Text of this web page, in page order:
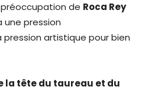
de Roca Rey
une pression
pression artistique pour bien
la tête du taureau et du